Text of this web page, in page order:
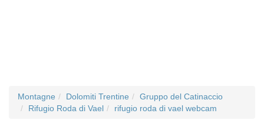
Montagne Dolomiti Trentine
Gruppo del Catinaccio
Rifugio Roda di Vael
rifugio roda di vael webcam